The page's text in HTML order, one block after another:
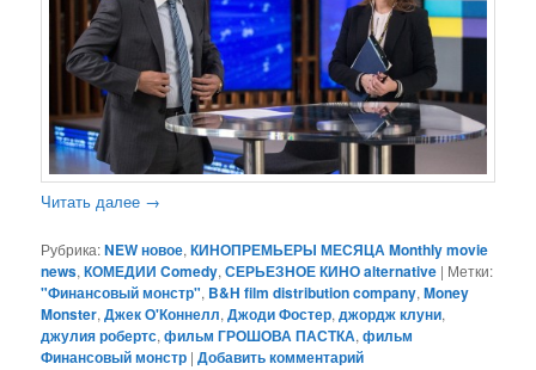
Читать далее →
Рубрика:NEW новое,КИНОПРЕМЬЕРЫ МЕСЯЦА Monthly movie
news,КОМЕДИИ Comedy,СЕРЬЕЗНОЕ КИНО alternative | Метки:
"Финансовый монстр", B&H film distribution company,Money
Monster,Джек О'Коннелл,Джоди Фостер,джордж клуни,
джулия робертс,фильм ГРОШОВА ПАСТКА,фильм
Финансовый монстр |Добавить комментарий